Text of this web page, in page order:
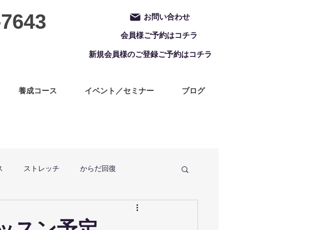
お問い合わせ
会員様ご予約はコチラ
新規会員様のご登録ご予約はコチラ
養成コース イベント／セミナー ブログ
ストレッチ からだ回復
ZUMBA